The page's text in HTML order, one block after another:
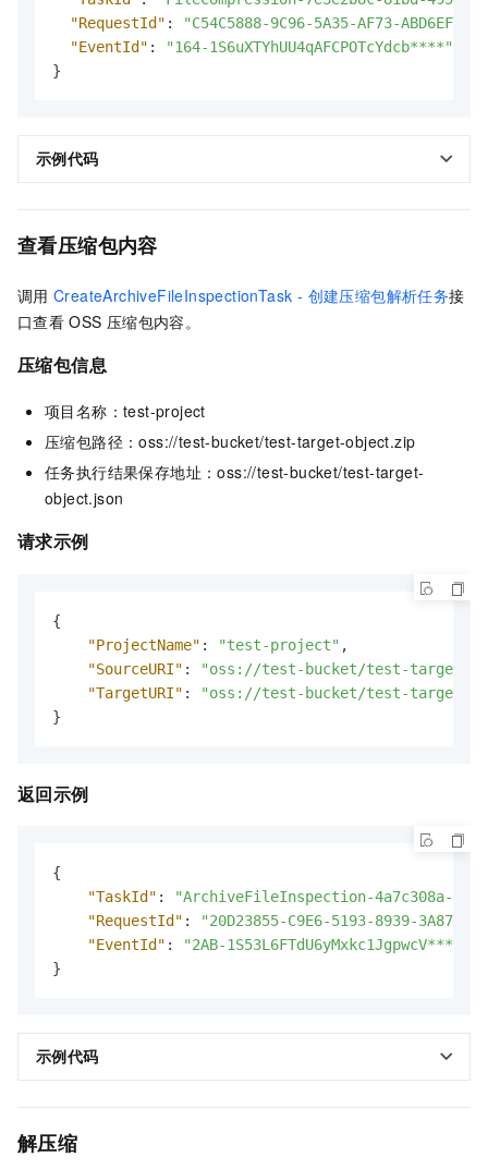
"RequestId" :
"C54C5888-9C96-5A35-AF73-
"EventId" :
"164-1S6uXTYhUU4qAFCPOTcYdcb****"
}
示例代码
查看压缩包内容
调用 CreateArchiveFileInspectionTask - 创建压缩包解析任务接
口查看 OSS 压缩包内容。
压缩包信息
项目名称：test-project
压缩包路径：oss://test-bucket/test-target-object.zip
任务执行结果保存地址：oss://test-bucket/test-target-
object.json
请求示例
{
"ProjectName" : "test-project" ,
"SourceURI" :
"oss://test-bucket/test-target-
"TargetURI" :
"oss://test-bucket/test-target-
}
返回示例
{
"TaskId" :
"ArchiveFileInspection-4a7c308a-
"RequestId" :
"20D23855-C9E6-5193-8939-
"EventId" :
"2AB-1S53L6FTdU6yMxkc1JgpwcV****"
}
示例代码
解压缩